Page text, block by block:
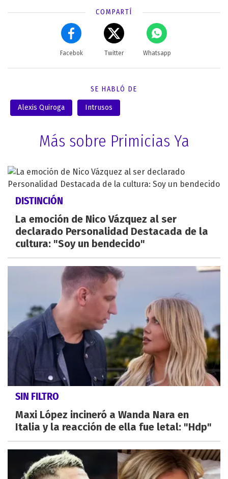
COMPARTÍ
Facebok Twitter Whatsapp
SE HABLÓ DE
Alexis Quiroga Intrusos
Más sobre Primicias Ya
DISTINCIÓN
La emoción de Nico Vázquez al ser
declarado Personalidad Destacada de la
cultura: "Soy un bendecido"
SIN FILTRO
Maxi López incineró a Wanda Nara en
Italia y la reacción de ella fue letal: "Hdp"